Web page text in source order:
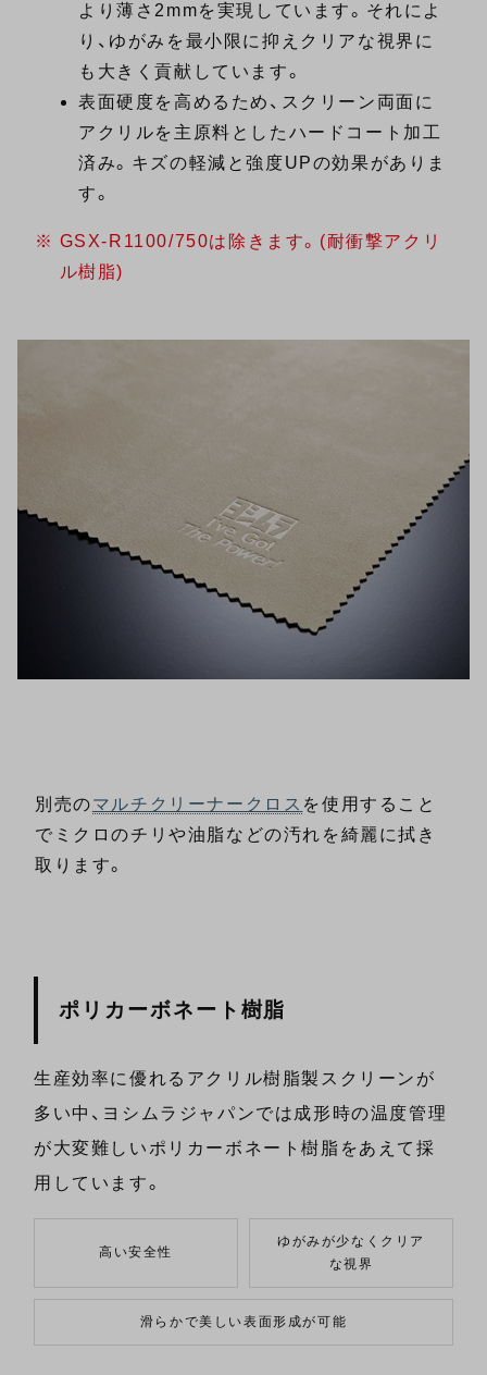
より薄さ2mmを実現しています。それによ
り、ゆがみを最小限に抑えクリアな視界に
も大きく貢献しています。
表面硬度を高めるため、スクリーン両面に
アクリルを主原料としたハードコート加工
済み。キズの軽減と強度UPの効果がありま
す。
GSX-R1100/750は除きます。(耐衝撃アクリ
ル樹脂)
別売のマルチクリーナークロス を使用すること
でミクロのチリや油脂などの汚れを綺麗に拭き
取ります。
ポリカーボネート樹脂
生産効率に優れるアクリル樹脂製スクリーンが
多い中、ヨシムラジャパンでは成形時の温度管理
が大変難しいポリカーボネート樹脂をあえて採
用しています。
高い安全性
ゆがみが少なくクリア
な視界
滑らかで美しい表面形成が可能